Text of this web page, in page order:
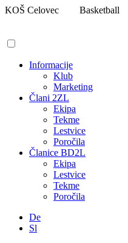
Pojdi
KOŠ Celovec Basketball
Informacije
Klub
Marketing
Člani 2ZL
Ekipa
Tekme
Lestvice
Poročila
Članice BD2L
Ekipa
Lestvice
Tekme
Poročila
De
Sl